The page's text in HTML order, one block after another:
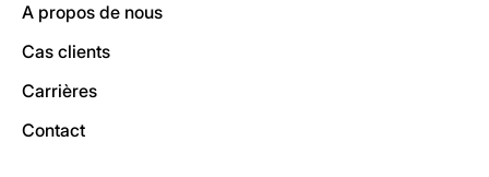
A propos de nous
Cas clients
Carrières
Contact